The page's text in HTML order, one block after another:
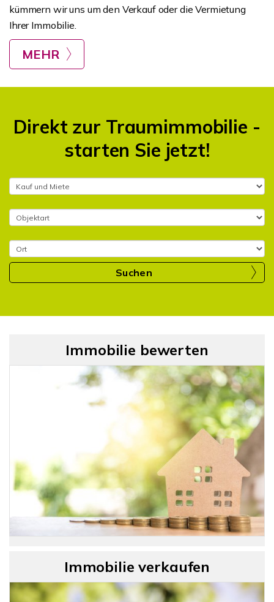
kümmern wir uns um den Verkauf oder die Vermietung
Ihrer Immobilie.
MEHR
Direkt zur Traumimmobilie -
starten Sie jetzt!
Suchen
Immobilie bewerten
Immobilie verkaufen